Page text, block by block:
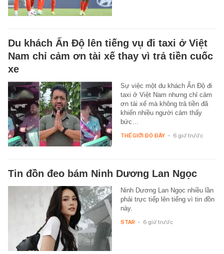
Du khách Ấn Độ lên tiếng vụ đi taxi ở Việt
Nam chỉ cảm ơn tài xế thay vì trả tiền cuốc
xe
Sự việc một du khách Ấn Độ đi
taxi ở Việt Nam nhưng chỉ cảm
ơn tài xế mà không trả tiền đã
khiến nhiều người cảm thấy
bức…
THẾ GIỚI ĐÓ ĐÂY - 6 giờ trước
Tin đồn đeo bám Ninh Dương Lan Ngọc
Ninh Dương Lan Ngọc nhiều lần
phải trực tiếp lên tiếng vì tin đồn
này.
STAR - 6 giờ trước